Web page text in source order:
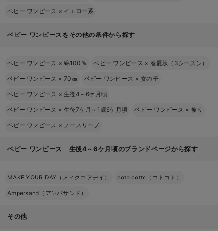
ベビー ワンピース × イエロー系
ベビー ワンピースをその他の条件から探す
ベビー ワンピース ×綿100％ ベビー ワンピース × 春夏秋（3シーズン）
ベビー ワンピース ×70㎝ ベビー ワンピース ×女の子
ベビー ワンピース ×生後4～6ケ月頃
ベビー ワンピース ×生後7ケ月～1歳6ケ月頃 ベビー ワンピース ×被り
ベビー ワンピース × ノースリーブ
ベビー ワンピース 生後4～6ケ月頃のブランドページから探す
MAKE YOUR DAY（メイクユアデイ） coto cotte（コトコト）
Ampersand（アンパサンド）
その他